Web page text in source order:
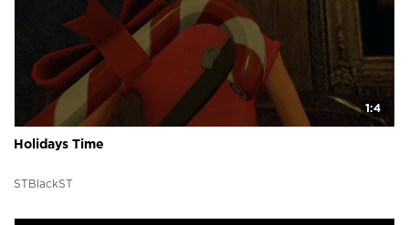
1:4
Holidays Time
STBlackST